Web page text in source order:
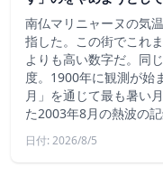
南仏マリニャーヌの気
指した。この街でこれ
よりも高い数字だ。同
度。1900年に観測が始
月」を通じて最も暑い
た2003年8月の熱波の
日付: 2026/8/5